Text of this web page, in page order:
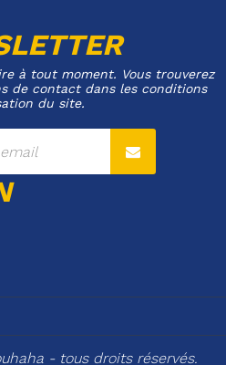
à tout moment. Vous trouverez
de contact dans les conditions
du site.
- tous droits réservés.